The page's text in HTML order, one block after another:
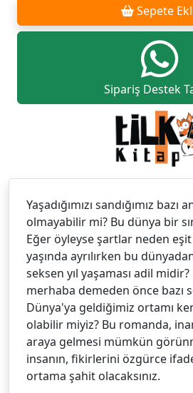
Sepete
Sipariş Destek
Yaşadığımızı sandığımız bazı
olmayabilir mi? Bu dünya bir
Eğer öyleyse şartlar neden
yaşında ayrılırken bu
seksen yıl yaşaması adil
merhaba demeden önce bazı
Dünya'ya geldiğimiz ortamı
olabilir miyiz? Bu romanda,
araya gelmesi mümkün
insanın, fikirlerini özgürce
ortama şahit olacaksınız.